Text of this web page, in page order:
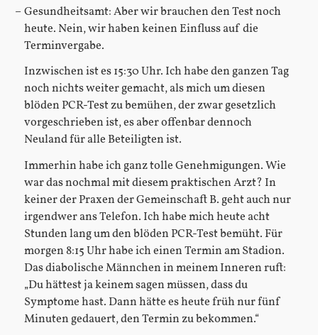
Gesundheitsamt: Aber wir brauchen den Test noch
heute. Nein, wir haben keinen Einfluss auf die
Terminvergabe.
Inzwischen ist es 15:30 Uhr. Ich habe den ganzen Tag
noch nichts weiter gemacht, als mich um diesen
blöden PCR-Test zu bemühen, der zwar gesetzlich
vorgeschrieben ist, es aber offenbar dennoch
Neuland für alle Beteiligten ist.
Immerhin habe ich ganz tolle Genehmigungen. Wie
war das nochmal mit diesem praktischen Arzt? In
keiner der Praxen der Gemeinschaft B. geht auch nur
irgendwer ans Telefon. Ich habe mich heute acht
Stunden lang um den blöden PCR-Test bemüht. Für
morgen 8:15 Uhr habe ich einen Termin am Stadion.
Das diabolische Männchen in meinem Inneren ruft:
„Du hättest ja keinem sagen müssen, dass du
Symptome hast. Dann hätte es heute früh nur fünf
Minuten gedauert, den Termin zu bekommen.“